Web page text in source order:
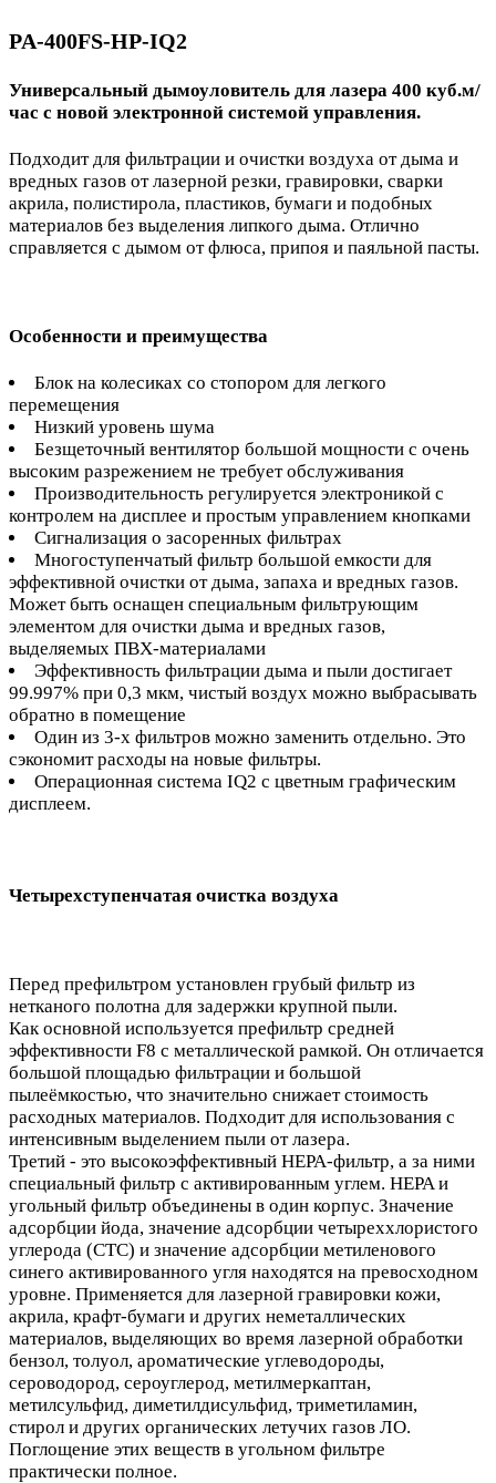
PA-400FS-HP-IQ2
Универсальный дымоуловитель для лазера 400 куб.м/
час с новой электронной системой управления.
Подходит для фильтрации и очистки воздуха от дыма и
вредных газов от лазерной резки, гравировки, сварки
акрила, полистирола, пластиков, бумаги и подобных
материалов без выделения липкого дыма. Отлично
справляется с дымом от флюса, припоя и паяльной пасты.
Особенности и преимущества
Блок на колесиках со стопором для легкого
перемещения
Низкий уровень шума
Безщеточный вентилятор большой мощности с очень
высоким разрежением не требует обслуживания
Производительность регулируется электроникой с
контролем на дисплее и простым управлением кнопками
Сигнализация о засоренных фильтрах
Многоступенчатый фильтр большой емкости для
эффективной очистки от дыма, запаха и вредных газов.
Может быть оснащен специальным фильтрующим
элементом для очистки дыма и вредных газов,
выделяемых ПВХ-материалами
Эффективность фильтрации дыма и пыли достигает
99.997% при 0,3 мкм, чистый воздух можно выбрасывать
обратно в помещение
Один из 3-х фильтров можно заменить отдельно. Это
сэкономит расходы на новые фильтры.
Операционная система IQ2 с цветным графическим
дисплеем.
Четырехступенчатая очистка воздуха
Перед префильтром установлен грубый фильтр из
нетканого полотна для задержки крупной пыли.
Как основной используется префильтр средней
эффективности F8 с металлической рамкой. Он отличается
большой площадью фильтрации и большой
пылеёмкостью, что значительно снижает стоимость
расходных материалов. Подходит для использования с
интенсивным выделением пыли от лазера.
Третий - это высокоэффективный HEPA-фильтр, а за ними
специальный фильтр с активированным углем. HEPA и
угольный фильтр объединены в один корпус. Значение
адсорбции йода, значение адсорбции четыреххлористого
углерода (CTC) и значение адсорбции метиленового
синего активированного угля находятся на превосходном
уровне. Применяется для лазерной гравировки кожи,
акрила, крафт-бумаги и других неметаллических
материалов, выделяющих во время лазерной обработки
бензол, толуол, ароматические углеводороды,
сероводород, сероуглерод, метилмеркаптан,
метилсульфид, диметилдисульфид, триметиламин,
стирол и других органических летучих газов ЛО.
Поглощение этих веществ в угольном фильтре
практически полное.